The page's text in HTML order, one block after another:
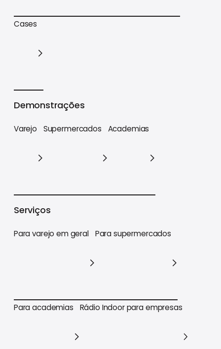
Trilhas de conteúdo
Cases
Demonstrações
Varejo Supermercados Academias
Serviços
Para varejo em geral
Para varejo em geral
Para supermercados
Para supermercados
Para academias Rádio Indoor para empresas